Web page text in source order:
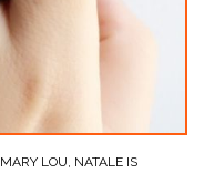
MARY LOU, NATALE IS